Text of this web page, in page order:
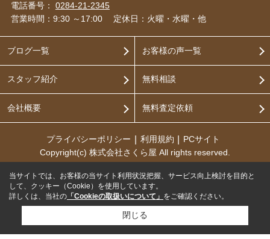
電話番号： 0284-21-2345
営業時間：9:30 ～17:00
定休日：火曜・水曜・他
ブログ一覧
スタッフ紹介
会社概要
お客様の声一覧
無料相談
無料査定依頼
プライバシーポリシー 利用規約
PCサイト
Copyright(c) 株式会社さくら屋 All rights reserved.
当サイトでは、お客様の当サイト利用状況把握、サービス向上検討を目的と
して、クッキー（Cookie）を使用しています。
詳しくは、当社の 「Cookieの取扱いについて」 をご確認ください。
閉じる